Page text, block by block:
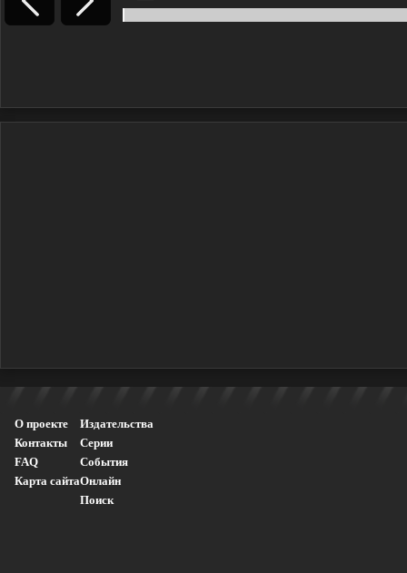
О проекте
Контакты
FAQ
Карта сайта
Издательства
Серии
События
Онлайн
Поиск